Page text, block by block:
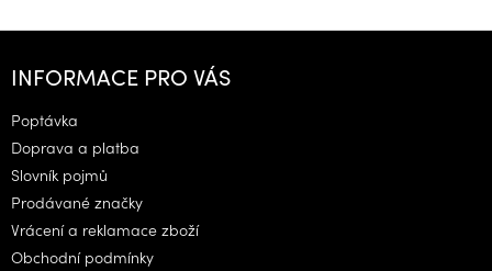
Z
INFORMACE PRO VÁS
Poptávka
Doprava a platba
Slovník pojmů
Prodávané značky
Vrácení a reklamace zboží
Obchodní podmínky